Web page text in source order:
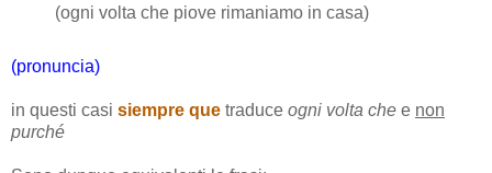
(ogni volta che piove rimaniamo in casa)
(pronuncia)
in questi casi siempre que traduce ogni volta che e non
purché